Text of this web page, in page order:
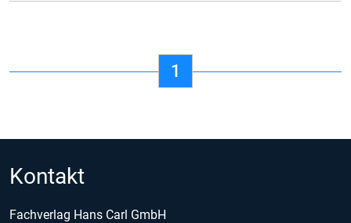
1
Kontakt
Fachverlag Hans Carl GmbH